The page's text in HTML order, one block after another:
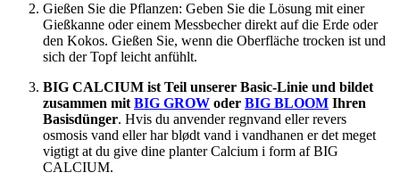
Gießen Sie die Pflanzen: Geben Sie die Lösung mit einer
Gießkanne oder einem Messbecher direkt auf die Erde oder
den Kokos. Gießen Sie, wenn die Oberfläche trocken ist und
sich der Topf leicht anfühlt.
BIG CALCIUM ist Teil unserer Basic-Linie und bildet
zusammen mitBIG GROW oder BIG BLOOM Ihren
Basisdünger. Hvis du anvender regnvand eller revers
osmosis vand eller har blødt vand i vandhanen er det meget
vigtigt at du give dine planter Calcium i form af BIG
CALCIUM.